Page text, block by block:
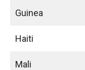
Guinea
Haiti
Mali